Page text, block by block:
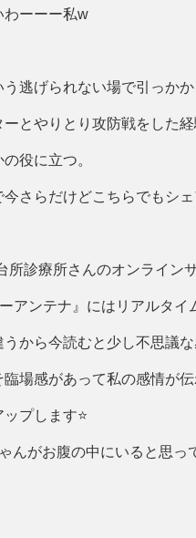
わーーー私w
う逃げられない場で引っかか
ーとやりとり攻防戦をした
役に立つ。
今さらだけどこちらでもシ
所診療所さんのオンライン
ーアンテナ』にはリアルタ
うから今読むと少し不思議な
臨場感があって私の感情が
プします⭐️
んがお腹の中にいると思っ